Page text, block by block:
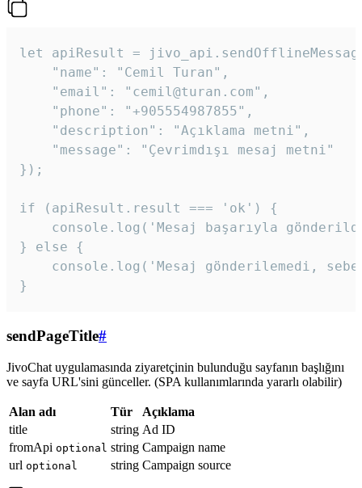
let apiResult =
    "name": "Cemil Turan",
    "email": "cemil@turan.com",
    "phone": "+905554987855",
    "description": "Açıklama metni",
    "message": "Çevrimdışı mesaj metni"
});
if (apiResult.result === 'ok') {
console.log('Mesaj başarıyla
} else {
console.log('Mesaj gönderilemedi,
}
sendPageTitle#
JivoChat uygulamasında ziyaretçinin bulunduğu sayfanın başlığını
ve sayfa URL'sini günceller. (SPA kullanımlarında yararlı olabilir)
Alan adı Tür
Açıklama
title
string Ad ID
fromApi optional string Campaign name
url optional string Campaign source